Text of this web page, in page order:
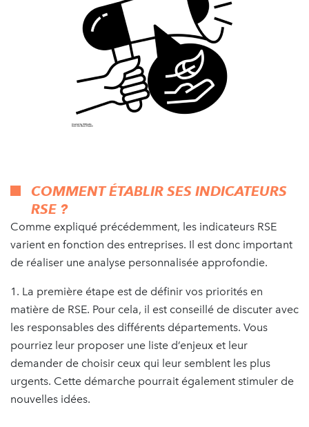
COMMENT ÉTABLIR SES INDICATEURS
RSE ?
Comme expliqué précédemment, les indicateurs RSE
varient en fonction des entreprises. Il est donc important
de réaliser une analyse personnalisée approfondie.
1. La première étape est de définir vos priorités en
matière de RSE. Pour cela, il est conseillé de discuter avec
les responsables des différents départements. Vous
pourriez leur proposer une liste d’enjeux et leur
demander de choisir ceux qui leur semblent les plus
urgents. Cette démarche pourrait également stimuler de
nouvelles idées.